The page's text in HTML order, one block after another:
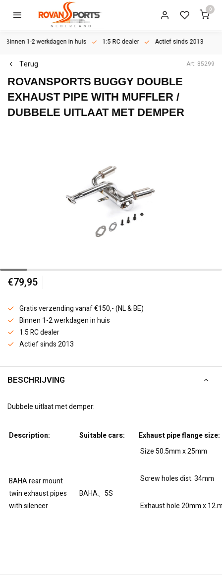
0
Binnen 1-2 werkdagen in huis 1:5 RC dealer Actief sinds 2013
Terug Art: 85299
ROVANSPORTS BUGGY DOUBLE
EXHAUST PIPE WITH MUFFLER /
DUBBELE UITLAAT MET DEMPER
€79,95
Gratis verzending vanaf €150,- (NL & BE)
Binnen 1-2 werkdagen in huis
1:5 RC dealer
Actief sinds 2013
BESCHRIJVING
Dubbele uitlaat met demper:
Description: Suitable cars: Exhaust pipe flange size:
BAHA rear mount
twin exhaust pipes
with silencer
BAHA、5S
Size 50.5mm x 25mm
Screw holes dist. 34mm
Exhaust hole 20mm x